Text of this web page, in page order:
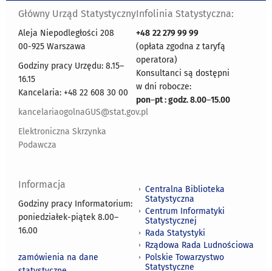
Główny Urząd Statystyczny
Aleja Niepodległości 208
00-925 Warszawa
Godziny pracy Urzędu: 8.15–
16.15
Kancelaria: +48 22 608 30 00
kancelariaogolnaGUS@stat.gov.pl
Elektroniczna Skrzynka
Podawcza
Infolinia Statystyczna:
+48 22 279 99 99
(opłata zgodna z taryfą
operatora)
Konsultanci są dostępni
w dni robocze:
pon–pt : godz. 8.00–15.00
Informacja
Godziny pracy Informatorium:
poniedziałek-piątek 8.00–
16.00
zamówienia na dane
Centralna Biblioteka
Statystyczna
Centrum Informatyki
Statystycznej
Rada Statystyki
Rządowa Rada Ludnościowa
Polskie Towarzystwo
Statystyczne